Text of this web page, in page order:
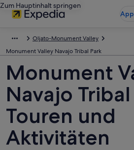
Zum Hauptinhalt springen
Oljato-Monument Valley
Monument Valley Navajo Tribal Park
Monument
Navajo Tribal
Touren und
Aktivitäten